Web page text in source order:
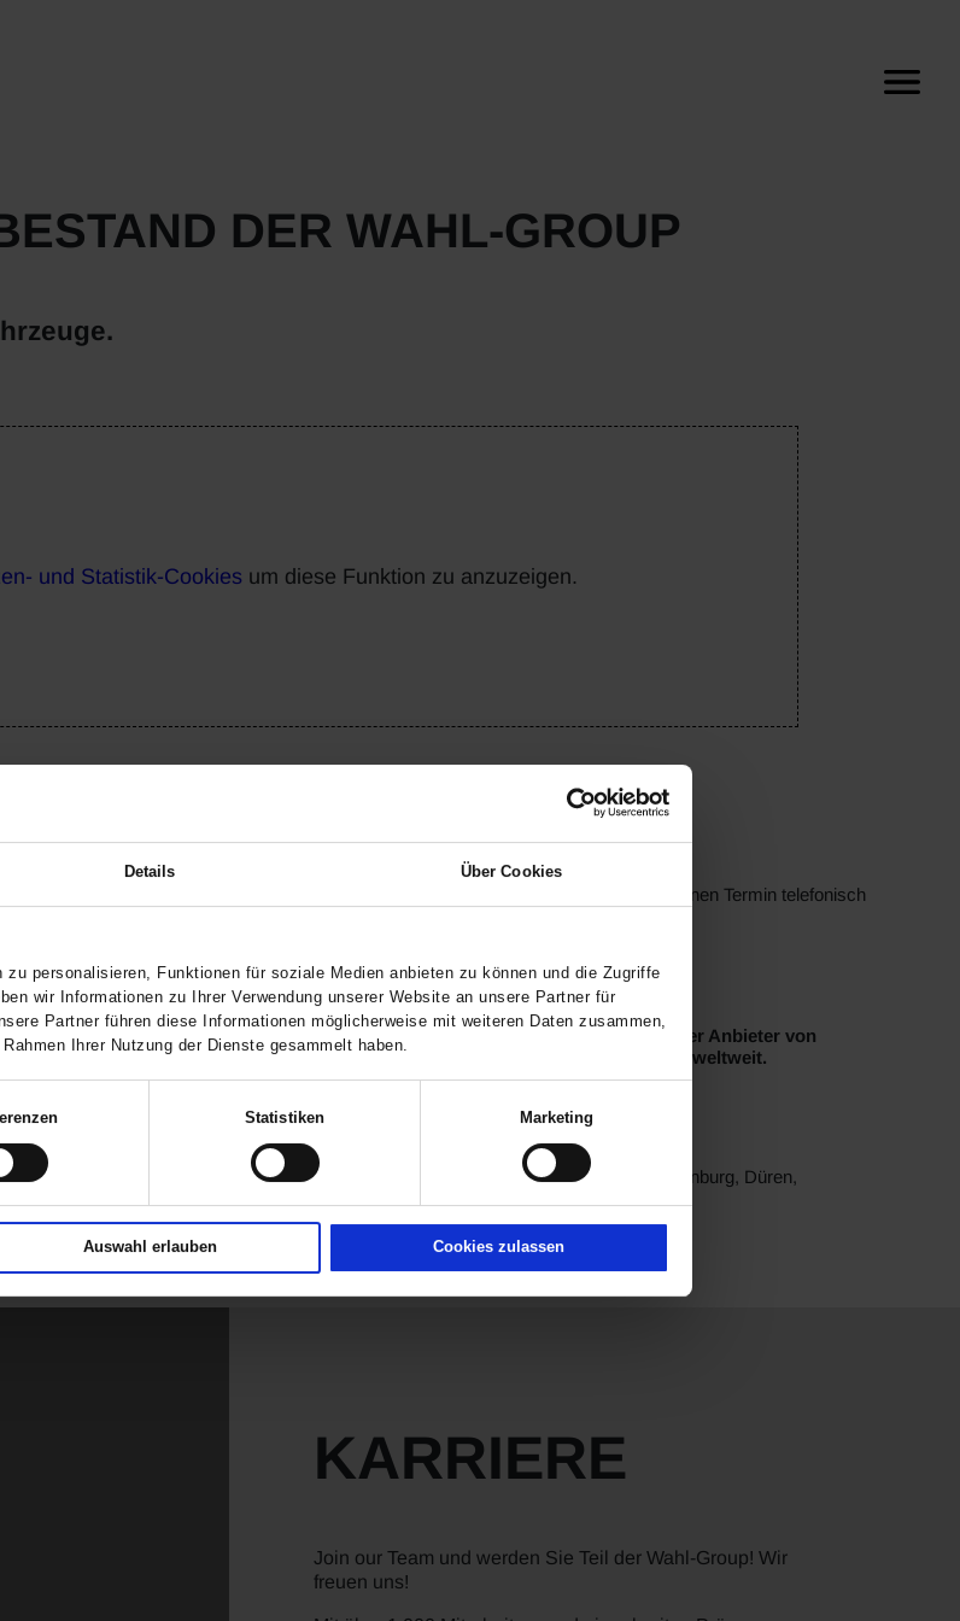
Details Über Cookies
personalisieren, Funktionen für soziale Medien anbieten zu können und die Zugriffe
wir Informationen zu Ihrer Verwendung unserer Website an unsere Partner für
Partner führen diese Informationen möglicherweise mit weiteren Daten zusammen,
Ihrer Nutzung der Dienste gesammelt haben.
Statistiken Marketing
Auswahl erlauben Cookies zulassen
DER WAHL-GROUP
und Statistik-Cookies um diese Funktion zu anzuzeigen.
Eine Probefahrt kann jederzeit durchgeführt werden. Bitte vereinbaren Sie einen Termin telefonisch
Ihrem Wunschauto zu erleichtern.
und 31 Standorten in NRW, Hessen und Rheinland-Pfalz sind wir ein führender Anbieter von
Motorrad- und Autohandel aus, wir sind sogar der älteste aktive BMW-Händler weltweit.
Bei uns finden Sie eine große Markenvielfalt, wo jeder fündig wird.
Jeep, KIA, MAXUS, Mazda, MG, MINI, Opel, Peugeot, Leapmotor und XPENG.
der verschiedenen Marken gibt es in Aachen, Betzdorf, Brilon, Brühl, Dautphetal, Dillenburg, Düren,
Marburg, Montabaur, Schwalmstadt, Werdohl, Wetzlar und Wiesbaden.
KARRIERE
Join our Team und werden Sie Teil der Wahl-Group! Wir
freuen uns!